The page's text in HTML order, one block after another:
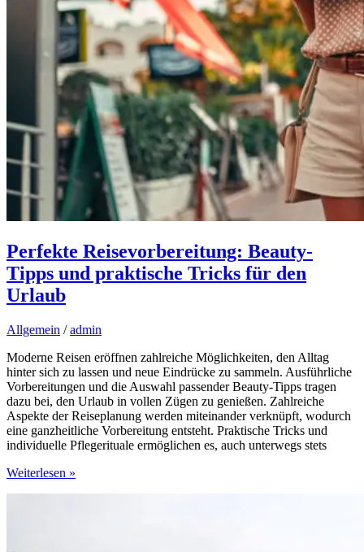
Perfekte Reisevorbereitung: Beauty-
Tipps und praktische Tricks für den
Urlaub
Allgemein /admin
Moderne Reisen eröffnen zahlreiche Möglichkeiten, den Alltag
hinter sich zu lassen und neue Eindrücke zu sammeln. Ausführliche
Vorbereitungen und die Auswahl passender Beauty-Tipps tragen
dazu bei, den Urlaub in vollen Zügen zu genießen. Zahlreiche
Aspekte der Reiseplanung werden miteinander verknüpft, wodurch
eine ganzheitliche Vorbereitung entsteht. Praktische Tricks und
individuelle Pflegerituale ermöglichen es, auch unterwegs stets
Perfekte
Weiterlesen »